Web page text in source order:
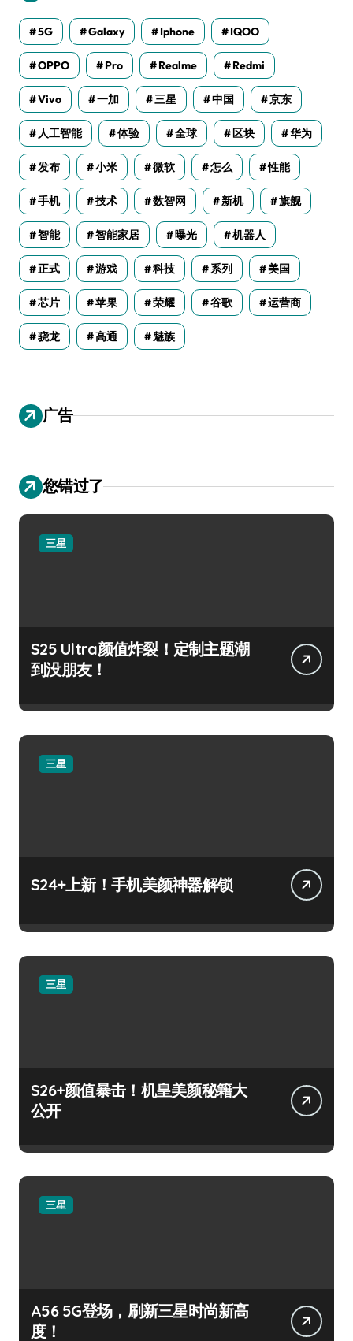
5G Galaxy Iphone IQOO
OPPO Pro Realme Redmi
Vivo 一加 三星 中国 京东
人工智能 体验 全球 区块 华为
发布 小米 微软 怎么 性能
手机 技术 数智网 新机 旗舰
智能 智能家居 曝光 机器人
正式 游戏 科技 系列 美国
芯片 苹果 荣耀 谷歌 运营商
骁龙 高通 魅族
广告
您错过了
三星
S25 Ultra颜值炸裂！定制主题潮
到没朋友！
三星
S24+上新！手机美颜神器解锁
三星
S26+颜值暴击！机皇美颜秘籍大
公开
三星
A56 5G登场，刷新三星时尚新高
度！